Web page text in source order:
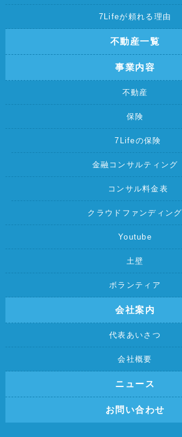
7Lifeが頼れる理由
不動産一覧
事業内容
不動産
保険
7Lifeの保険
金融コンサルティング
コンサル料金表
クラウドファンディング
Youtube
土壁
ボランティア
会社案内
代表あいさつ
会社概要
ニュース
お問い合わせ